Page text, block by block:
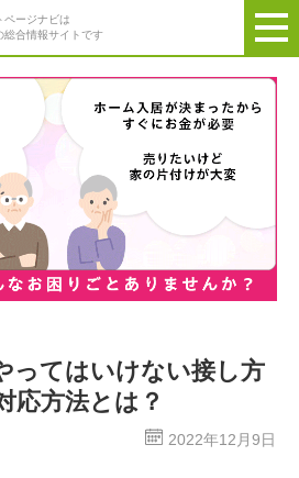
ページナビは
総合情報サイトです
ってはいけない接し方
応方法とは？
2022年12月9日